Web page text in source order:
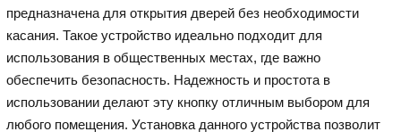
предназначена для открытия дверей без необходимости
касания. Такое устройство идеально подходит для
использования в общественных местах, где важно
обеспечить безопасность. Надежность и простота в
использовании делают эту кнопку отличным выбором для
любого помещения. Установка данного устройства позволит